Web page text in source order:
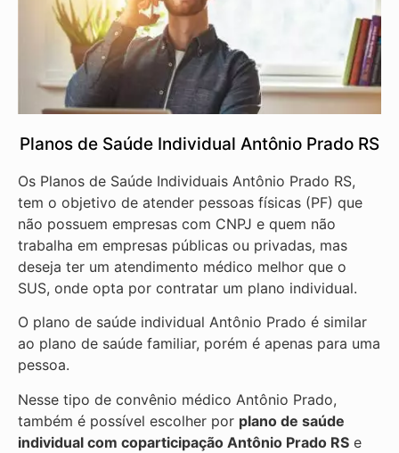
Planos de Saúde Individual Antônio Prado RS
Os Planos de Saúde Individuais Antônio Prado RS,
tem o objetivo de atender pessoas físicas (PF) que
não possuem empresas com CNPJ e quem não
trabalha em empresas públicas ou privadas, mas
deseja ter um atendimento médico melhor que o
SUS, onde opta por contratar um plano individual.
O plano de saúde individual Antônio Prado é similar
ao plano de saúde familiar, porém é apenas para uma
pessoa.
Nesse tipo de convênio médico Antônio Prado,
também é possível escolher por plano de saúde
individual com coparticipação Antônio Prado RS e